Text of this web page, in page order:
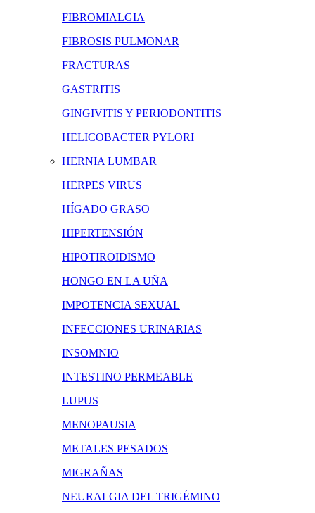
FIBROMIALGIA
FIBROSIS PULMONAR
FRACTURAS
GASTRITIS
GINGIVITIS Y PERIODONTITIS
HELICOBACTER PYLORI
HERNIA LUMBAR
HERPES VIRUS
HÍGADO GRASO
HIPERTENSIÓN
HIPOTIROIDISMO
HONGO EN LA UÑA
IMPOTENCIA SEXUAL
INFECCIONES URINARIAS
INSOMNIO
INTESTINO PERMEABLE
LUPUS
MENOPAUSIA
METALES PESADOS
MIGRAÑAS
NEURALGIA DEL TRIGÉMINO